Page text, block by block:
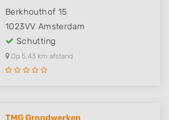
Berkhouthof 15
1023VV Amsterdam
Schutting
Op 5,43 km afstand